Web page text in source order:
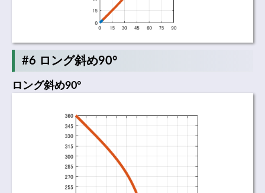
#6 ロング斜め90°
ロング斜め90°